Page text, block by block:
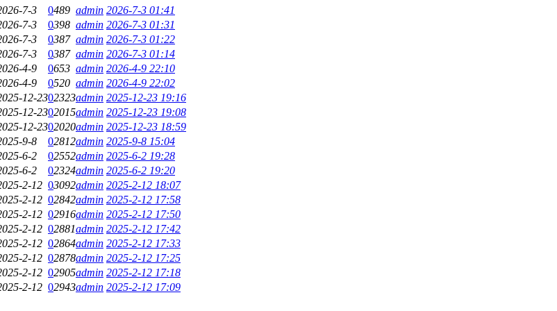
7-3 0489 admin 2026-7-3 01:41
7-3 0398 admin 2026-7-3 01:31
7-3 0387 admin 2026-7-3 01:22
7-3 0387 admin 2026-7-3 01:14
4-9 0653 admin 2026-4-9 22:10
4-9 0520 admin 2026-4-9 22:02
12-2302323admin 2025-12-23 19:16
12-2302015admin 2025-12-23 19:08
12-2302020admin 2025-12-23 18:59
9-8 02812admin 2025-9-8 15:04
6-2 02552admin 2025-6-2 19:28
6-2 02324admin 2025-6-2 19:20
2-12 03092admin 2025-2-12 18:07
2-12 02842admin 2025-2-12 17:58
2-12 02916admin 2025-2-12 17:50
2-12 02881admin 2025-2-12 17:42
2-12 02864admin 2025-2-12 17:33
2-12 02878admin 2025-2-12 17:25
2-12 02905admin 2025-2-12 17:18
2-12 02943admin 2025-2-12 17:09